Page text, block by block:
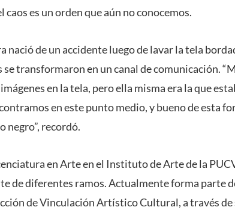
es un orden que aún no conocemos.
nació de un accidente luego de lavar la tela
transformaron en un canal de comunicación.
en la tela, pero ella misma era la que
en este punto medio, y bueno de esta
negro”, recordó.
en Arte en el Instituto de Arte de la
de diferentes ramos. Actualmente forma parte
de Vinculación Artístico Cultural, a través de